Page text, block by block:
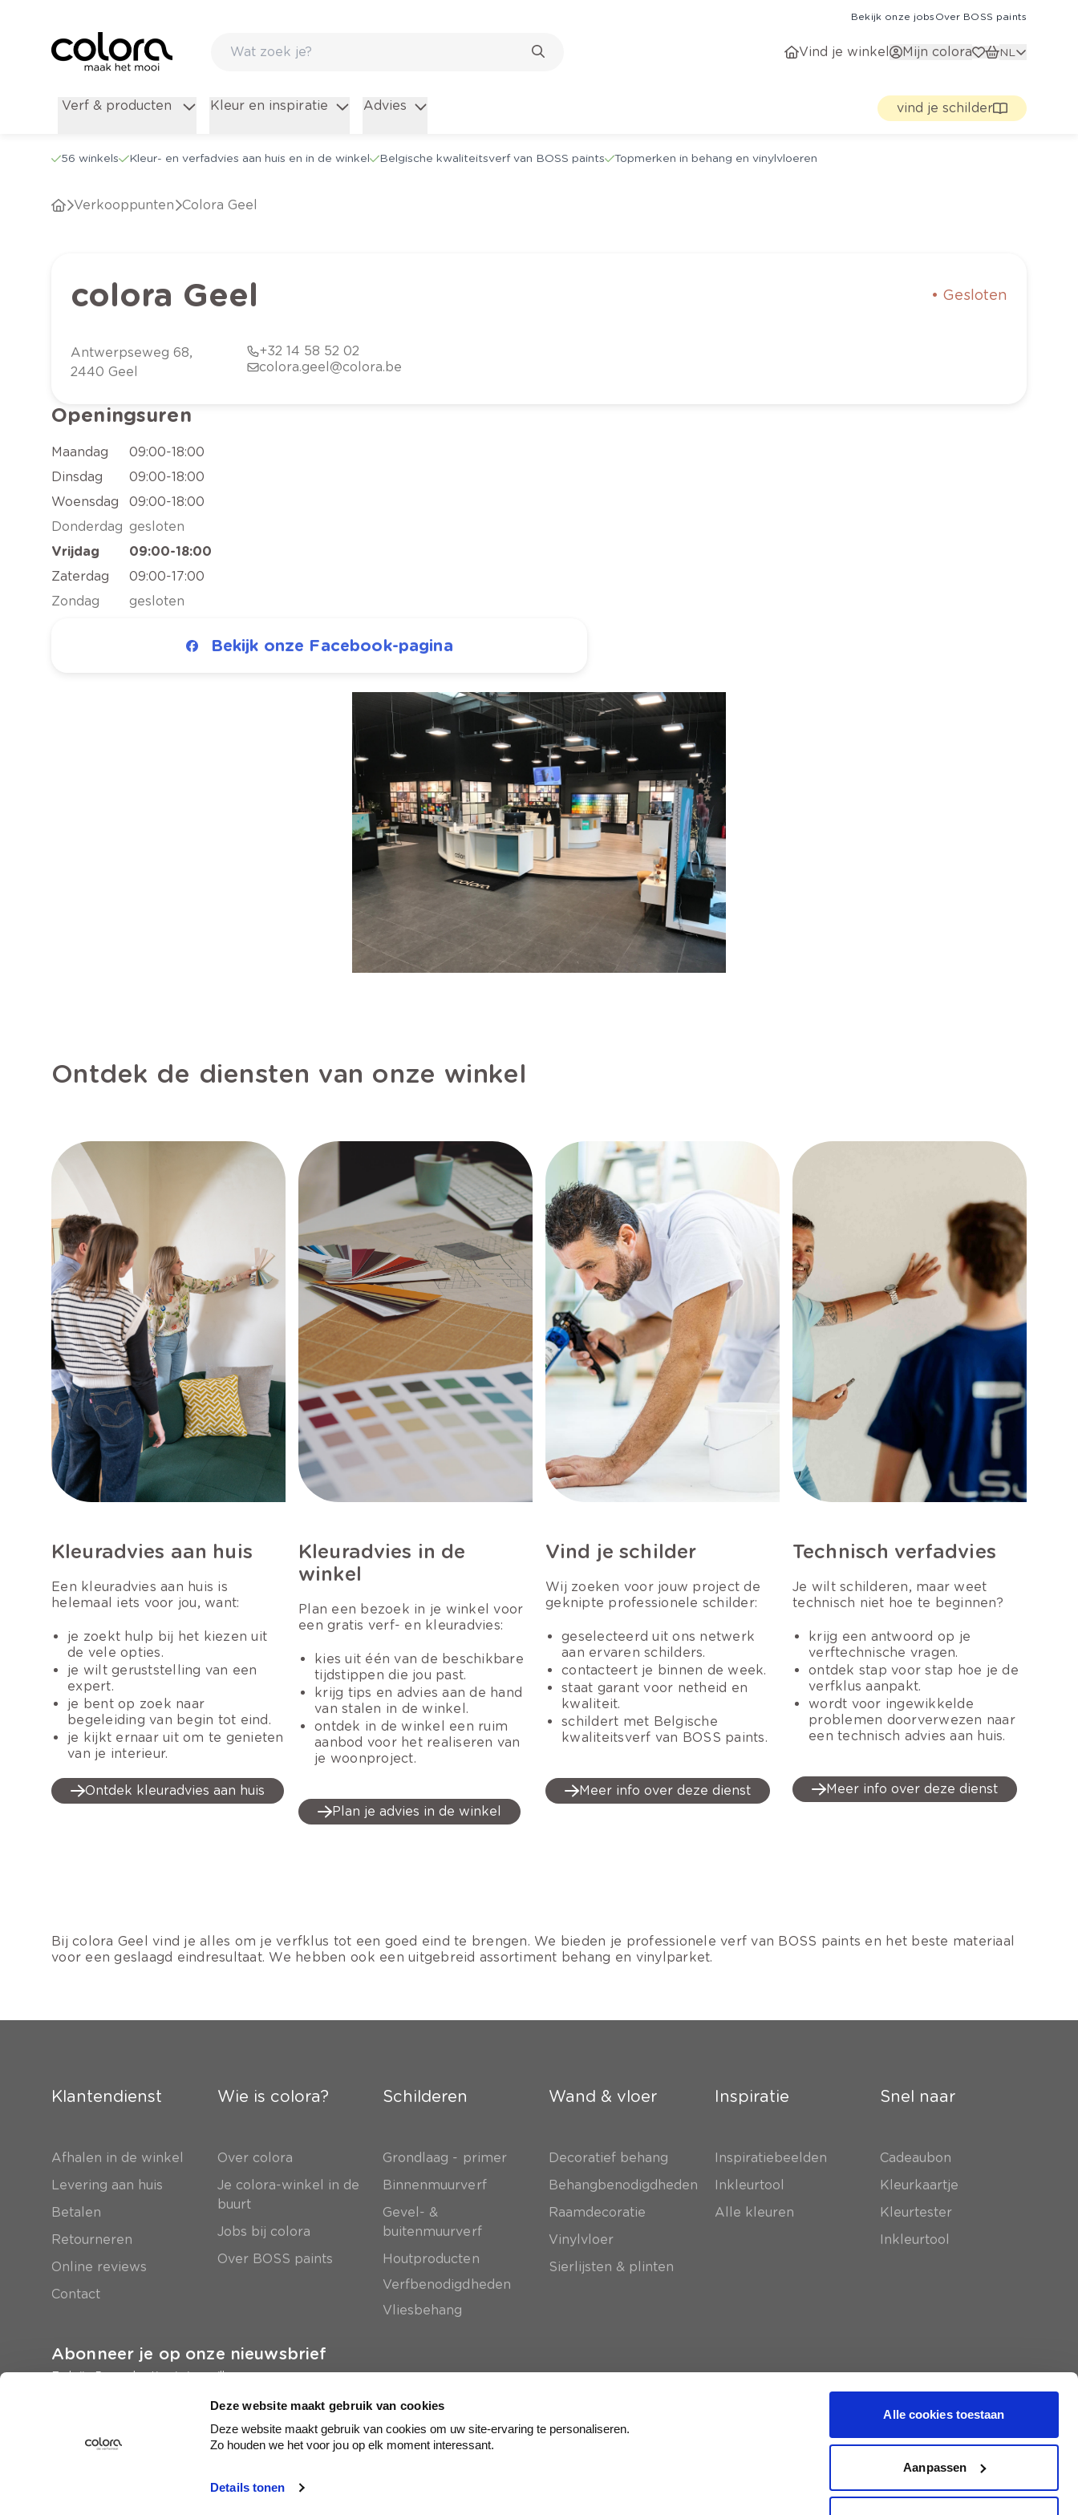
Deze website maakt gebruik van cookies
Deze website maakt gebruik van cookies om uw site-ervaring te personaliseren.
Zo houden we het voor jou op elk moment interessant.
Details tonen
Alle cookies toestaan
Aanpassen
Bekijk onze jobs Over BOSS paints
Vind je winkel Mijn colora NL
Verf & producten Kleur en inspiratie Advies vind je schilder
56 winkels Kleur- en verfadvies aan huis en in de winkel Belgische kwaliteitsverf van BOSS paints Topmerken in behang en vinylvloeren
Verkooppunten colora Geel
colora Geel • Gesloten
Antwerpseweg 68,
2440 Geel
+32 14 58 52 02
colora.geel@colora.be
Openingsuren
Maandag 09:00-18:00
Dinsdag
09:00-18:00
Woensdag
09:00-18:00
Donderdag gesloten
Vrijdag
09:00-18:00
Zaterdag
09:00-17:00
Zondag
gesloten
Bekijk onze Facebook-pagina
Ontdek de diensten van onze winkel
Kleuradvies aan huis
Een kleuradvies aan huis is
helemaal iets voor jou, want:
je zoekt hulp bij het kiezen uit
de vele opties.
je wilt geruststelling van een
expert.
je bent op zoek naar
begeleiding van begin tot eind.
je kijkt ernaar uit om te genieten
van je interieur.
Ontdek kleuradvies aan huis
Kleuradvies in de
winkel
Plan een bezoek in je winkel voor
een gratis verf- en kleuradvies:
kies uit één van de beschikbare
tijdstippen die jou past.
krijg tips en advies aan de hand
van stalen in de winkel.
ontdek in de winkel een ruim
aanbod voor het realiseren van
je woonproject.
Plan je advies in de winkel
Vind je schilder
Wij zoeken voor jouw project de
geknipte professionele schilder:
geselecteerd uit ons netwerk
aan ervaren schilders.
contacteert je binnen de week.
staat garant voor netheid en
kwaliteit.
schildert met Belgische
kwaliteitsverf van BOSS paints.
Meer info over deze dienst
Technisch verfadvies
Je wilt schilderen, maar weet
technisch niet hoe te beginnen?
krijg een antwoord op je
verftechnische vragen.
ontdek stap voor stap hoe je de
verfklus aanpakt.
wordt voor ingewikkelde
problemen doorverwezen naar
een technisch advies aan huis.
Meer info over deze dienst
Bij colora Geel vind je alles om je verfklus tot een goed eind te brengen. We bieden je professionele verf van BOSS paints en het beste materiaal
voor een geslaagd eindresultaat. We hebben ook een uitgebreid assortiment behang en vinylparket.
Klantendienst
Afhalen in de winkel
Levering aan huis
Betalen
Retourneren
Online reviews
Contact
Wie is colora?
Over colora
Je colora-winkel in de
buurt
Jobs bij colora
Over BOSS paints
Schilderen
Grondlaag - primer
Binnenmuurverf
Gevel- &
buitenmuurverf
Houtproducten
Verfbenodigdheden
Vliesbehang
Wand & vloer
Decoratief behang
Behangbenodigdheden
Raamdecoratie
Vinylvloer
Sierlijsten & plinten
Inspiratie
Inspiratiebeelden
Inkleurtool
Alle kleuren
Snel naar
Cadeaubon
Kleurkaartje
Kleurtester
Inkleurtool
Abonneer je op onze nieuwsbrief
En krijg 5 euro korting in je mailbox
Inschrijven